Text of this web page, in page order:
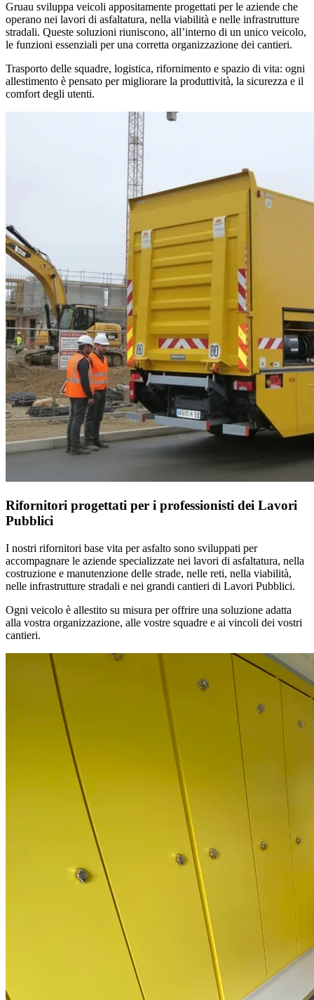
Gruau sviluppa veicoli appositamente progettati per le aziende che
operano nei lavori di asfaltatura, nella viabilità e nelle infrastrutture
stradali. Queste soluzioni riuniscono, all’interno di un unico veicolo,
le funzioni essenziali per una corretta organizzazione dei cantieri.
Trasporto delle squadre, logistica, rifornimento e spazio di vita: ogni
allestimento è pensato per migliorare la produttività, la sicurezza e il
comfort degli utenti.
Rifornitori progettati per i professionisti dei Lavori
Pubblici
I nostri rifornitori base vita per asfalto sono sviluppati per
accompagnare le aziende specializzate nei lavori di asfaltatura, nella
costruzione e manutenzione delle strade, nelle reti, nella viabilità,
nelle infrastrutture stradali e nei grandi cantieri di Lavori Pubblici.
Ogni veicolo è allestito su misura per offrire una soluzione adatta
alla vostra organizzazione, alle vostre squadre e ai vincoli dei vostri
cantieri.